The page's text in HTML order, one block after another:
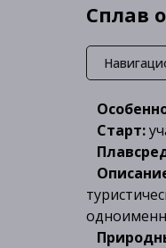
Сплав
Старт: